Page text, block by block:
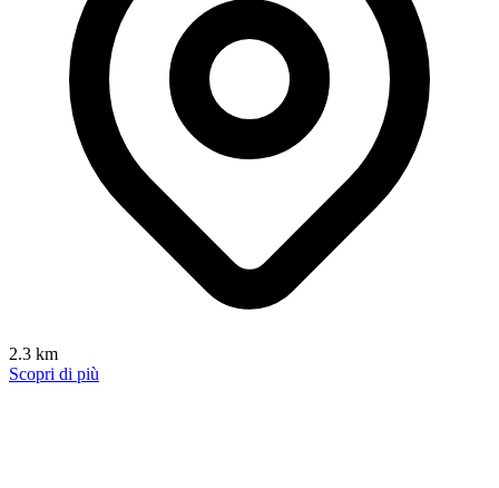
2.3 km
Scopri di più